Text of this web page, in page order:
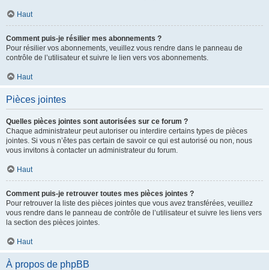
Haut
Comment puis-je résilier mes abonnements ?
Pour résilier vos abonnements, veuillez vous rendre dans le panneau de
contrôle de l’utilisateur et suivre le lien vers vos abonnements.
Haut
Pièces jointes
Quelles pièces jointes sont autorisées sur ce forum ?
Chaque administrateur peut autoriser ou interdire certains types de pièces
jointes. Si vous n’êtes pas certain de savoir ce qui est autorisé ou non, nous
vous invitons à contacter un administrateur du forum.
Haut
Comment puis-je retrouver toutes mes pièces jointes ?
Pour retrouver la liste des pièces jointes que vous avez transférées, veuillez
vous rendre dans le panneau de contrôle de l’utilisateur et suivre les liens vers
la section des pièces jointes.
Haut
À propos de phpBB